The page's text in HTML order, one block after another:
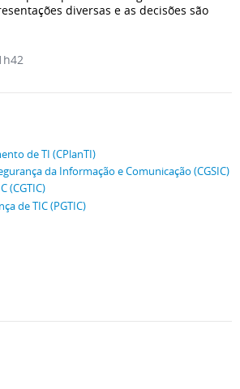
diversas e as decisões são
de TI (CPlanTI)
da Informação e Comunicação (CGSIC)
(CGTIC)
de TIC (PGTIC)